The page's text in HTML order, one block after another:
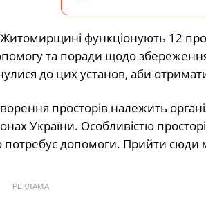
функціонують 12
та поради щодо
до цих установ, аби отримати
просторів належить
України. Особливістю
потребує допомоги. Прийти сюди
РЕКЛАМА